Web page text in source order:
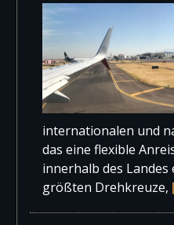
internationalen und
das eine flexible
innerhalb des Landes
größten Drehkreuze,